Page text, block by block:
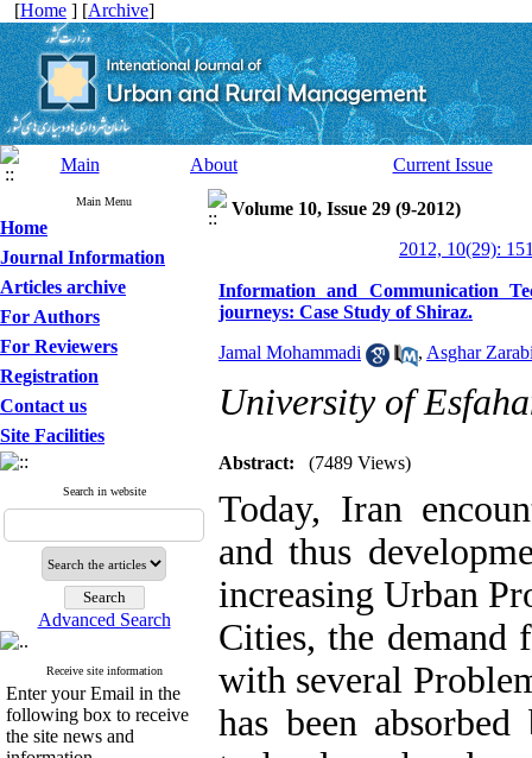
[Home ] [Archive]
Main About Current Issue
Main Menu
Home
Journal Information
Articles archive
For Authors
For Reviewers
Registration
Contact us
Site Facilities
Search in website
Advanced Search
Receive site information
Enter your Email in the
following box to receive
the site news and
Volume 10, Issue 29 (9-2012)
2012, 10(29):
Information and Communication
journeys: Case Study of Shiraz.
Jamal Mohammadi , Asghar
University of
Abstract: (7489 Views)
Today, Iran
and thus
increasing Urban
Cities, the demand
with several
has been